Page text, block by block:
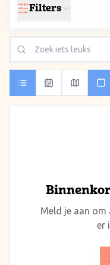
Filters
Meld je aan om
er